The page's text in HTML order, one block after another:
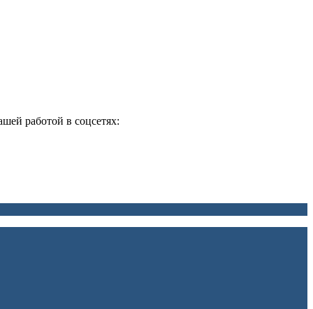
работой в соцсетях: